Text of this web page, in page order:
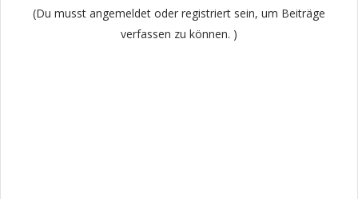
(Du musst angemeldet oder registriert sein, um Beiträge
verfassen zu können. )